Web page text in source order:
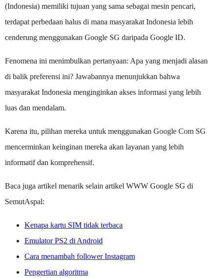
(Indonesia) memiliki tujuan yang sama sebagai mesin pencari,
terdapat perbedaan halus di mana masyarakat Indonesia lebih
cenderung menggunakan Google SG daripada Google ID.
Fenomena ini menimbulkan pertanyaan: Apa yang menjadi alasan
di balik preferensi ini? Jawabannya menunjukkan bahwa
masyarakat Indonesia menginginkan akses informasi yang lebih
luas dan mendalam.
Karena itu, pilihan mereka untuk menggunakan Google Com SG
mencerminkan keinginan mereka akan layanan yang lebih
informatif dan komprehensif.
Baca juga artikel menarik selain artikel WWW Google SG di
SemutAspal:
Kenapa kartu SIM tidak terbaca
Emulator PS2 di Android
Cara menambah follower Instagram
Pengertian algoritma